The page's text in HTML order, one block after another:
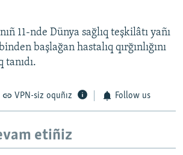
11-nde Dünya sağlıq teşkilâtı yañı
başlağan hastalıq qırğınlığını
VPN-siz oquñız Follow us
etiñiz